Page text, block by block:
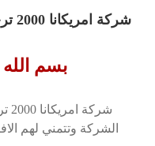
شركة امريكانا 2000 ترحب بكم
بسم
الشركة وتتمني لهم